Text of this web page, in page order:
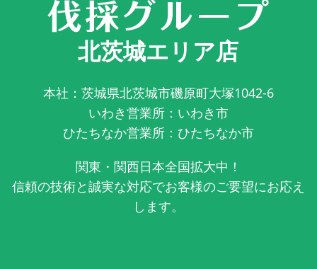
北茨城エリア店
本社：茨城県北茨城市磯原町大塚1042-6
いわき営業所：いわき市
ひたちなか営業所：ひたちなか市
関東・関西日本全国拡大中！
信頼の技術と誠実な対応でお客様のご要望にお応え
します。